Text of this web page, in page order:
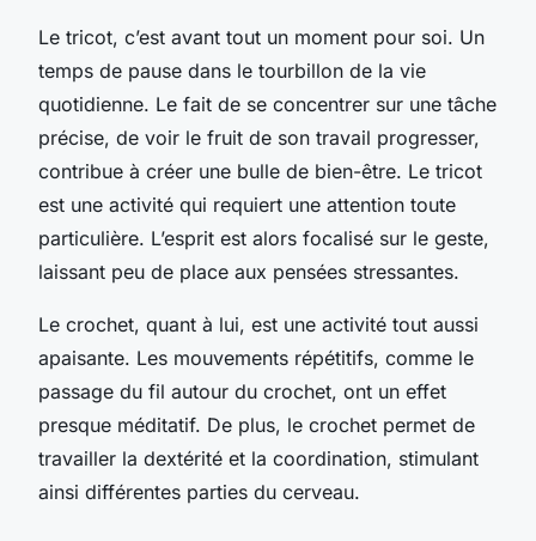
Le tricot, c’est avant tout un moment pour soi. Un
temps de pause dans le tourbillon de la vie
quotidienne. Le fait de se concentrer sur une tâche
précise, de voir le fruit de son travail progresser,
contribue à créer une bulle de bien-être. Le tricot
est une activité qui requiert une attention toute
particulière. L’esprit est alors focalisé sur le geste,
laissant peu de place aux pensées stressantes.
Le crochet, quant à lui, est une activité tout aussi
apaisante. Les mouvements répétitifs, comme le
passage du fil autour du crochet, ont un effet
presque méditatif. De plus, le crochet permet de
travailler la dextérité et la coordination, stimulant
ainsi différentes parties du cerveau.